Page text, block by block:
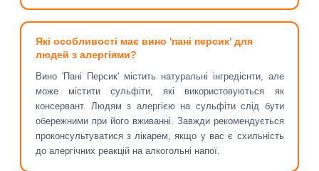
Які особливості має вино 'пані персик' для
людей з алергіями?
Вино 'Пані Персик' містить натуральні інгредієнти, але
може містити сульфіти, які використовуються як
консервант. Людям з алергією на сульфіти слід бути
обережними при його вживанні. Завжди рекомендується
проконсультуватися з лікарем, якщо у вас є схильність
до алергічних реакцій на алкогольні напої.